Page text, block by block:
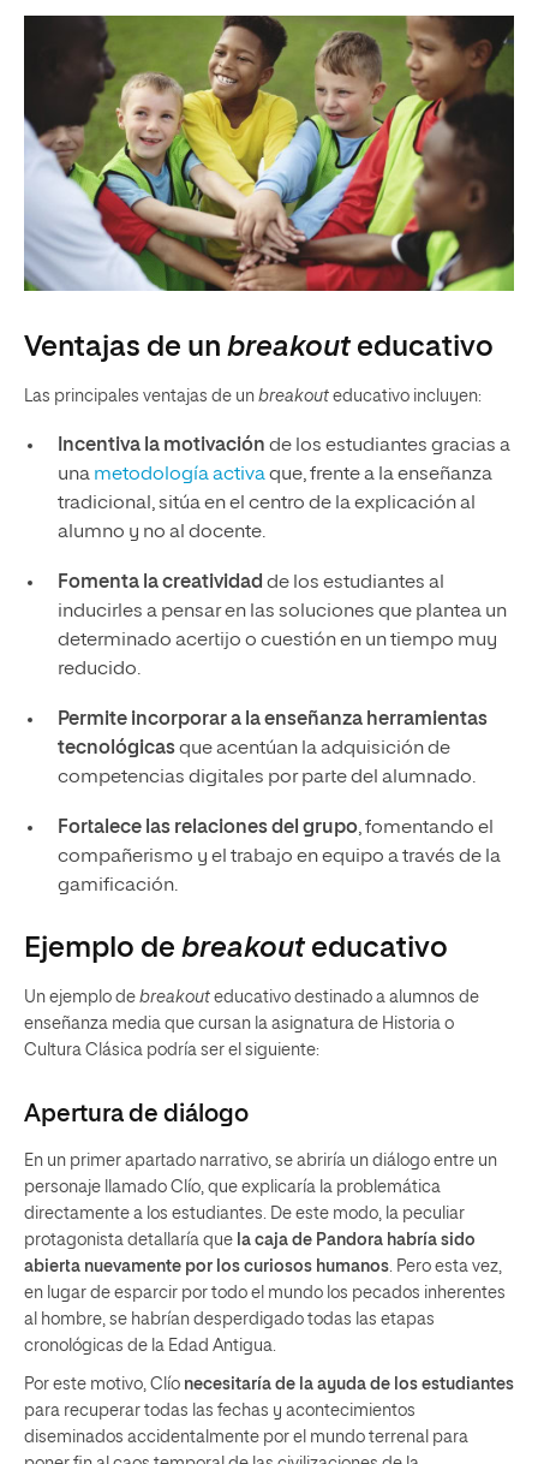
Ventajas de un breakout educativo
Las principales ventajas de un breakout educativo incluyen:
Incentiva la motivación de los estudiantes gracias a
una metodología activaque, frente a la enseñanza
tradicional, sitúa en el centro de la explicación al
alumno y no al docente.
Fomenta la creatividad de los estudiantes al
inducirles a pensar en las soluciones que plantea un
determinado acertijo o cuestión en un tiempo muy
reducido.
Permite incorporar a la enseñanza herramientas
tecnológicasque acentúan la adquisición de
competencias digitales por parte del alumnado.
Fortalece las relaciones del grupo, fomentando el
compañerismo y el trabajo en equipo a través de la
gamificación.
Ejemplo de breakout educativo
Un ejemplo de breakout educativo destinado a alumnos de
enseñanza media que cursan la asignatura de Historia o
Cultura Clásica podría ser el siguiente:
Apertura de diálogo
En un primer apartado narrativo, se abriría un diálogo entre un
personaje llamado Clío, que explicaría la problemática
directamente a los estudiantes. De este modo, la peculiar
protagonista detallaría que la caja de Pandora habría sido
abierta nuevamente por los curiosos humanos. Pero esta vez,
en lugar de esparcir por todo el mundo los pecados inherentes
al hombre, se habrían desperdigado todas las etapas
cronológicas de la Edad Antigua.
Por este motivo, Clío necesitaría de la ayuda de los estudiantes
para recuperar todas las fechas y acontecimientos
diseminados accidentalmente por el mundo terrenal para